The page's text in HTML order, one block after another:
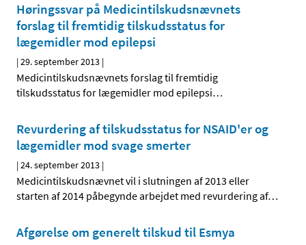
Høringssvar på Medicintilskudsnævnets
forslag til fremtidig tilskudsstatus for
lægemidler mod epilepsi
|29. september 2013 |
Medicintilskudsnævnets forslag til fremtidig
tilskudsstatus for lægemidler mod epilepsi…
Revurdering af tilskudsstatus for NSAID'er og
lægemidler mod svage smerter
|24. september 2013 |
Medicintilskudsnævnet vil i slutningen af 2013 eller
starten af 2014 påbegynde arbejdet med revurdering af…
Afgørelse om generelt tilskud til Esmya